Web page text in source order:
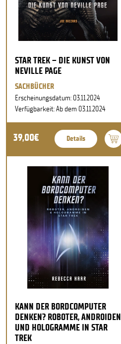
STAR TREK – DIE KUNST VON
NEVILLE PAGE
SACHBÜCHER
Erscheinungsdatum: 03.11.2024
Verfügbarkeit: Ab dem 03.11.2024
39,00€ Details
KANN DER BORDCOMPUTER
DENKEN? ROBOTER, ANDROIDEN
UND HOLOGRAMME IN STAR
TREK